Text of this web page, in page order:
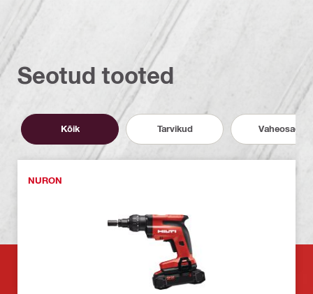
Seotud tooted
Kõik Tarvikud Vaheosad
NURON